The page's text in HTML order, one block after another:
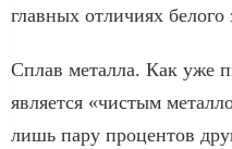
главных отличиях
Сплав металла. Как уже
является «чистым
лишь пару процентов